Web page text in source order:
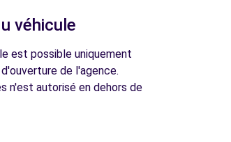
véhicule
est possible uniquement
de l'agence.
n'est autorisé en dehors de